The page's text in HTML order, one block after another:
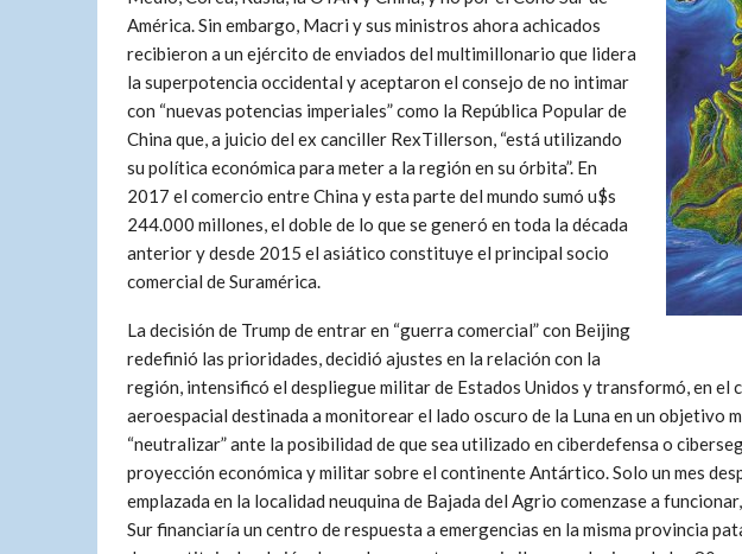
América. Sin embargo, Macri y sus ministros ahora achicados
recibieron a un ejército de enviados del multimillonario que lidera
la superpotencia occidental y aceptaron el consejo de no intimar
con “nuevas potencias imperiales” como la República Popular de
China que, a juicio del ex canciller RexTillerson, “está utilizando
su política económica para meter a la región en su órbita”. En
2017 el comercio entre China y esta parte del mundo sumó u$s
244.000 millones, el doble de lo que se generó en toda la década
anterior y desde 2015 el asiático constituye el principal socio
comercial de Suramérica.
La decisión de Trump de entrar en “guerra comercial” con Beijing
redefinió las prioridades, decidió ajustes en la relación con la
región, intensificó el despliegue militar de Estados Unidos y transformó, en el
aeroespacial destinada a monitorear el lado oscuro de la Luna en un objetivo
“neutralizar” ante la posibilidad de que sea utilizado en ciberdefensa o
proyección económica y militar sobre el continente Antártico. Solo un mes
emplazada en la localidad neuquina de Bajada del Agrio comenzase a
Sur financiaría un centro de respuesta a emergencias en la misma provincia